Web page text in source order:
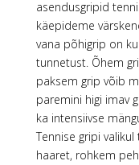
asendusgripid
käepideme
vana põhigrip on
tunnetust. Õhem
paksem grip võib
paremini higi imav
ka intensiivse
Tennise gripi
haaret, rohkem